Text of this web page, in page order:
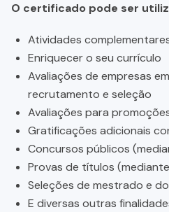
O certificado pode ser
Atividades
Enriquecer o seu currículo
Avaliações de empresas
recrutamento e seleção
Avaliações para
Gratificações adicionais
Concursos públicos
Provas de títulos
Seleções de mestrado e
E diversas outras